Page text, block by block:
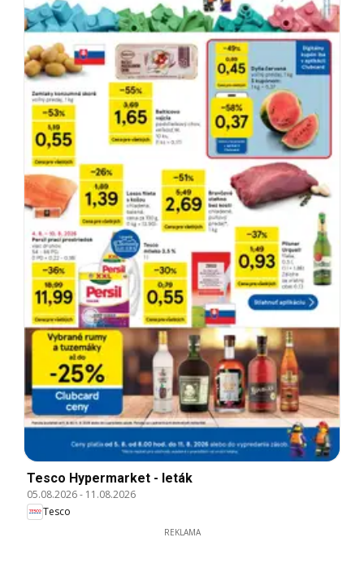
Tesco Hypermarket - leták
05.08.2026- 11.08.2026
Tesco
REKLAMA